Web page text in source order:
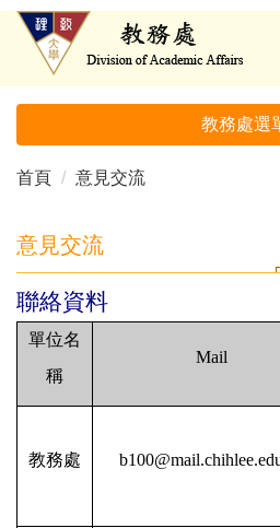
跳
容
區
教務處選
教務處選單
教務處簡介
最新消息
承辦業務
單位職掌
首頁 意見交流
意見交流
聯絡資料
單位名
稱
Mail
教務處